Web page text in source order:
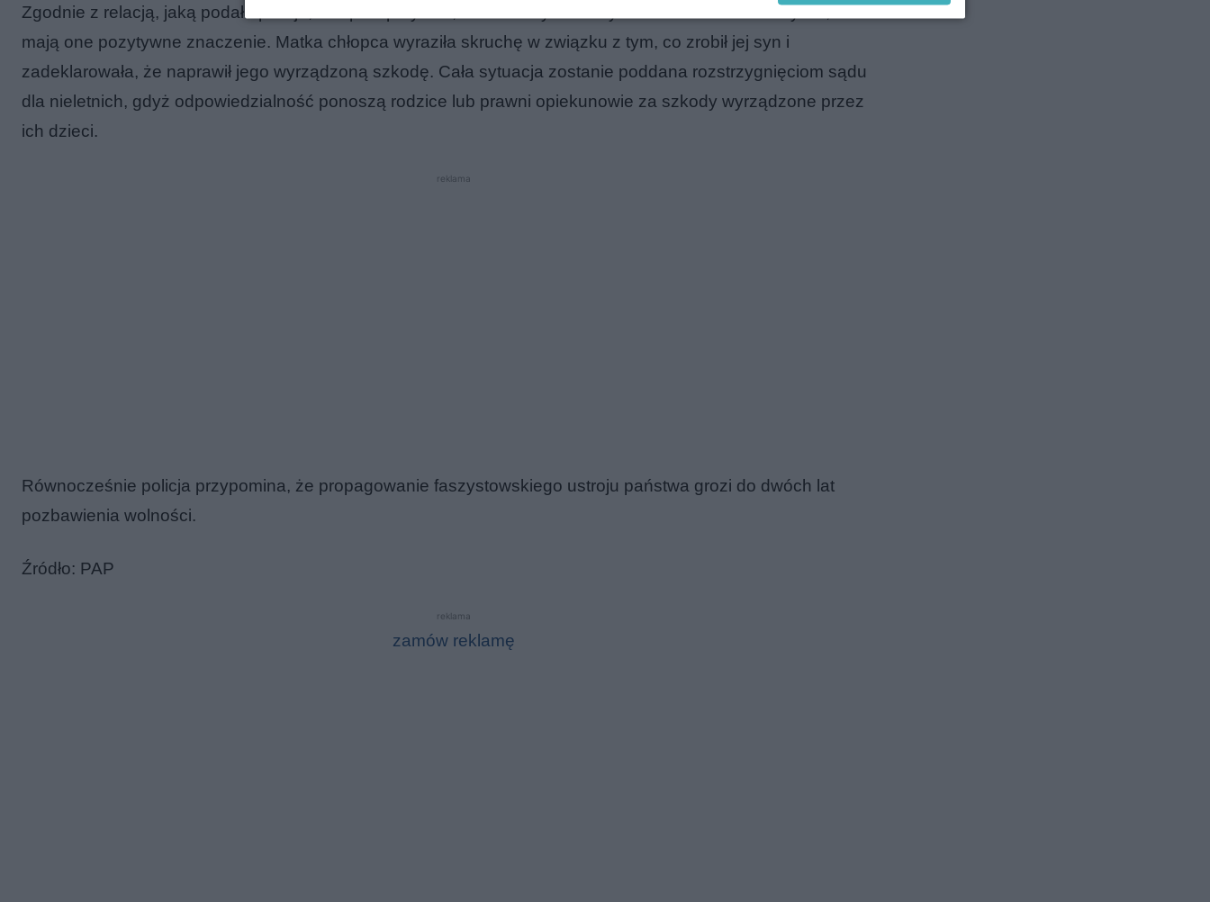
Zgodnie z relacją, jaką podała policja, chłopiec przyznał, że zobaczył takie symbole w Internecie i myślał, że
mają one pozytywne znaczenie. Matka chłopca wyraziła skruchę w związku z tym, co zrobił jej syn i
zadeklarowała, że naprawił jego wyrządzoną szkodę. Cała sytuacja zostanie poddana rozstrzygnięciom sądu
dla nieletnich, gdyż odpowiedzialność ponoszą rodzice lub prawni opiekunowie za szkody wyrządzone przez
ich dzieci.
reklama
Równocześnie policja przypomina, że propagowanie faszystowskiego ustroju państwa grozi do dwóch lat
pozbawienia wolności.
Źródło: PAP
reklama
zamów reklamę